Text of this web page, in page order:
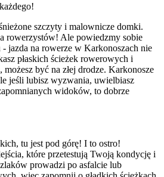
szczyty i malownicze domki.
rowerzystów! Ale powiedzmy sobie
- jazda na rowerze w Karkonoszach nie
płaskich ścieżek rowerowych i
być na złej drodze. Karkonosze
jeśli lubisz wyzwania, uwielbiasz
widoków, to dobrze
tu jest pod górę! I to ostro!
które przetestują Twoją kondycję i
prowadzi po asfalcie lub